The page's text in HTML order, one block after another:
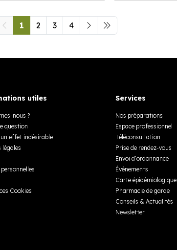
1 2 3 4
utiles
nous ?
question
effet indésirable
légales
Cookies
Services
Nos préparations
Espace professionnel
Téléconsultation
Prise de rendez-vous
Envoi d’ordonnance
Événements
Carte épidémiologique
Pharmacie de garde
Conseils & Actualités
Newsletter